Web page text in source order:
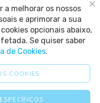
fixa nacional
os direitos reservados.
a melhorar os nossos
e aprimorar a sua
opcionais abaixo,
Se quiser saber
de Cookies.
COOKIES